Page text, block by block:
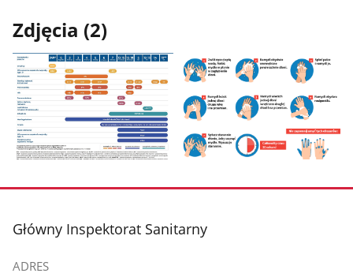
Zdjęcia (2)
zdjęcie
galerii.
zdjęcie
galerii.
stopka
Główny Inspektorat Sanitarny
ADRES